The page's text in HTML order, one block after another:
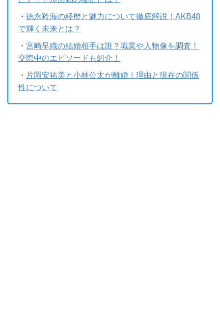
・ 徳永羚海の経歴と魅力について徹底解説！AKB48
で輝く未来とは？
・ 宮崎早織の結婚相手は誰？職業や人物像を調査！
交際中のエピソードも紹介！
・ 片岡安祐美と小林公太が離婚！理由と現在の関係
性について